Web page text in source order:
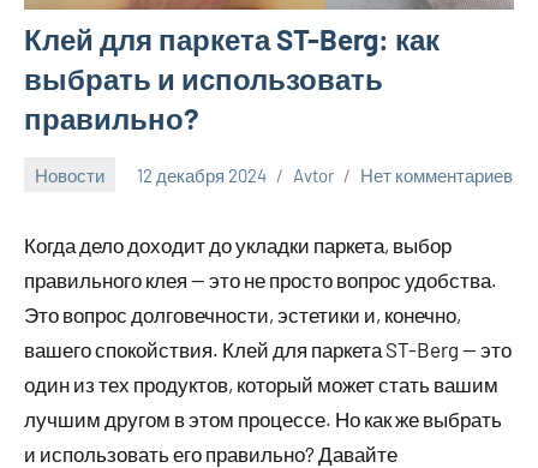
Клей для паркета ST-Berg: как
выбрать и использовать
правильно?
Новости 12 декабря 2024 Avtor Нет комментариев
Когда дело доходит до укладки паркета, выбор
правильного клея — это не просто вопрос удобства.
Это вопрос долговечности, эстетики и, конечно,
вашего спокойствия. Клей для паркета ST-Berg — это
один из тех продуктов, который может стать вашим
лучшим другом в этом процессе. Но как же выбрать
и использовать его правильно? Давайте